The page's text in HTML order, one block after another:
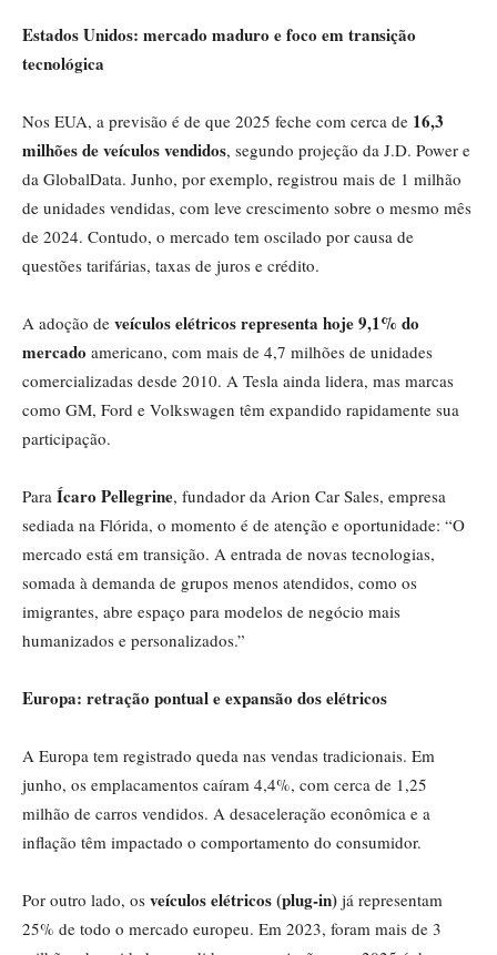
Estados Unidos: mercado maduro e foco em transição
tecnológica
Nos EUA, a previsão é de que 2025 feche com cerca de 16,3
milhões de veículos vendidos, segundo projeção da J.D. Power e
da GlobalData. Junho, por exemplo, registrou mais de 1 milhão
de unidades vendidas, com leve crescimento sobre o mesmo mês
de 2024. Contudo, o mercado tem oscilado por causa de
questões tarifárias, taxas de juros e crédito.
A adoção de veículos elétricos representa hoje 9,1% do
mercado americano, com mais de 4,7 milhões de unidades
comercializadas desde 2010. A Tesla ainda lidera, mas marcas
como GM, Ford e Volkswagen têm expandido rapidamente sua
participação.
Para Ícaro Pellegrine, fundador da Arion Car Sales, empresa
sediada na Flórida, o momento é de atenção e oportunidade: “O
mercado está em transição. A entrada de novas tecnologias,
somada à demanda de grupos menos atendidos, como os
imigrantes, abre espaço para modelos de negócio mais
humanizados e personalizados.”
Europa: retração pontual e expansão dos elétricos
A Europa tem registrado queda nas vendas tradicionais. Em
junho, os emplacamentos caíram 4,4%, com cerca de 1,25
milhão de carros vendidos. A desaceleração econômica e a
inflação têm impactado o comportamento do consumidor.
Por outro lado, os veículos elétricos (plug-in) já representam
25% de todo o mercado europeu. Em 2023, foram mais de 3